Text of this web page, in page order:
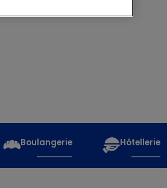
Boulangerie Hôtellerie